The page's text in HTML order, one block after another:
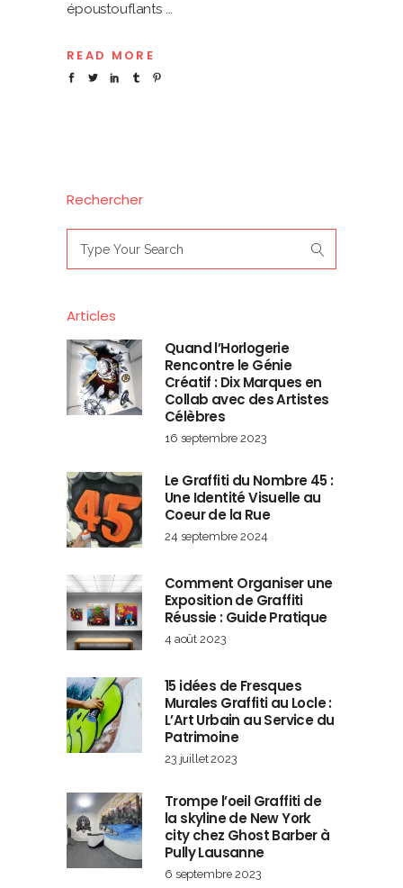
époustouflants
READ MORE
Rechercher
for:
Articles
Quand l’Horlogerie
Rencontre le Génie
Créatif : Dix Marques en
Collab avec des Artistes
Célèbres
16 septembre 2023
Le Graffiti du Nombre 45 :
Une Identité Visuelle au
Coeur de la Rue
24 septembre 2024
Comment Organiser une
Exposition de Graffiti
Réussie : Guide Pratique
4 août 2023
15 idées de Fresques
Murales Graffiti au Locle :
L’Art Urbain au Service du
Patrimoine
23 juillet 2023
Trompe l’oeil Graffiti de
la skyline de New York
city chez Ghost Barber à
Pully Lausanne
6 septembre 2023